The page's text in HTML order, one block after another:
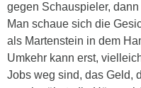
gegen Schauspieler,
Man schaue sich die
als Martenstein in dem
Umkehr kann erst,
Jobs weg sind, das Geld,